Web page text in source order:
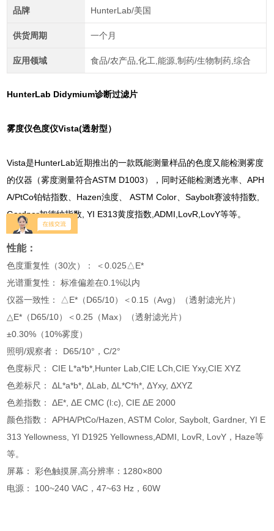
品牌 HunterLab/美国
供货周期 一个月
应用领域 食品/农产品,化工,能源,制药/生物制药,综合
HunterLab Didymium诊断过滤片
雾度仪色度仪Vista(透射型）
Vista是HunterLab近期推出的一款既能测量样品的色度又能检测雾度
的仪器（雾度测量符合ASTM D1003），同时还能检测透光率、APH
A/PtCo铂钴指数、Hazen浊度、 ASTM Color、Saybolt赛波特指数,
Gardner加德纳指数, YI E313黄度指数,ADMI,LovR,LovY等等。
性能：
色度重复性（30次）： ＜0.025△E*
光谱重复性： 标准偏差在0.1%以内
仪器一致性： △E*（D65/10）＜0.15（Avg）（透射滤光片）
△E*（D65/10）＜0.25（Max）（透射滤光片）
±0.30%（10%雾度）
照明/观察者： D65/10°，C/2°
色度标尺： CIE L*a*b*,Hunter Lab,CIE LCh,CIE Yxy,CIE XYZ
色差标尺： ΔL*a*b*, ΔLab, ΔL*C*h*, ΔYxy, ΔXYZ
色差指数： ΔE*, ΔE CMC (l:c), CIE ΔE 2000
颜色指数： APHA/PtCo/Hazen, ASTM Color, Saybolt, Gardner, YI E
313 Yellowness, YI D1925 Yellowness,ADMI, LovR, LovY，Haze等
等。
屏幕： 彩色触摸屏,高分辨率：1280×800
电源： 100~240 VAC，47~63 Hz，60W